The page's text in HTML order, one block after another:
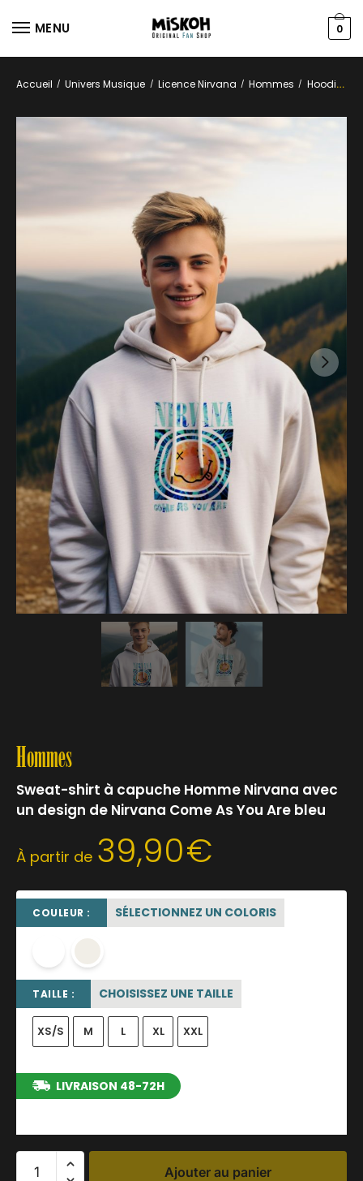
MENU 0
Accueil / Univers Musique / Licence Nirvana / Hommes / Hoodies
Hommes
Sweat-shirt à capuche Homme Nirvana avec
un design de Nirvana Come As You Are bleu
À partir de 39,90€
COULEUR : SÉLECTIONNEZ UN COLORIS
TAILLE : CHOISISSEZ UNE TAILLE
XS/S M L XL XXL
LIVRAISON 48-72H
Ajouter au panier